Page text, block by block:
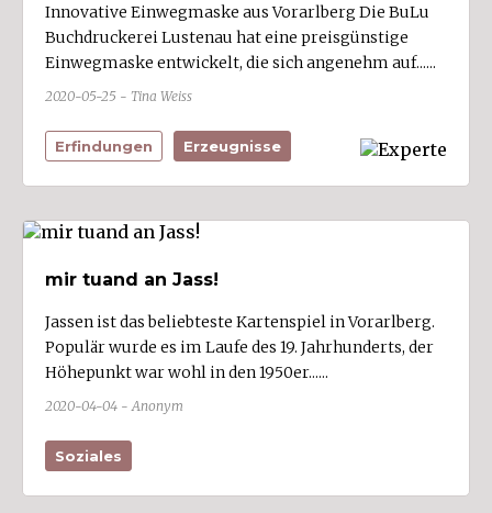
öffentlicher Dienst
Papier/Bürobedarf
Politik (5)
Religion
Stickerei (6)
Textil/Bekleidung (6)
Verkehr/Transport (5)
Wirtschaftsdienste (4)
Region
Innovative Einwegmaske aus Vorarlberg Die BuLu
Buchdruckerei Lustenau hat eine preisgünstige
Einwegmaske entwickelt, die sich angenehm auf......
2020-05-25 - Tina Weiss
Erfindungen Erzeugnisse
mir tuand an Jass!
Jassen ist das beliebteste Kartenspiel in Vorarlberg.
Populär wurde es im Laufe des 19. Jahrhunderts, der
Höhepunkt war wohl in den 1950er......
2020-04-04 - Anonym
Soziales